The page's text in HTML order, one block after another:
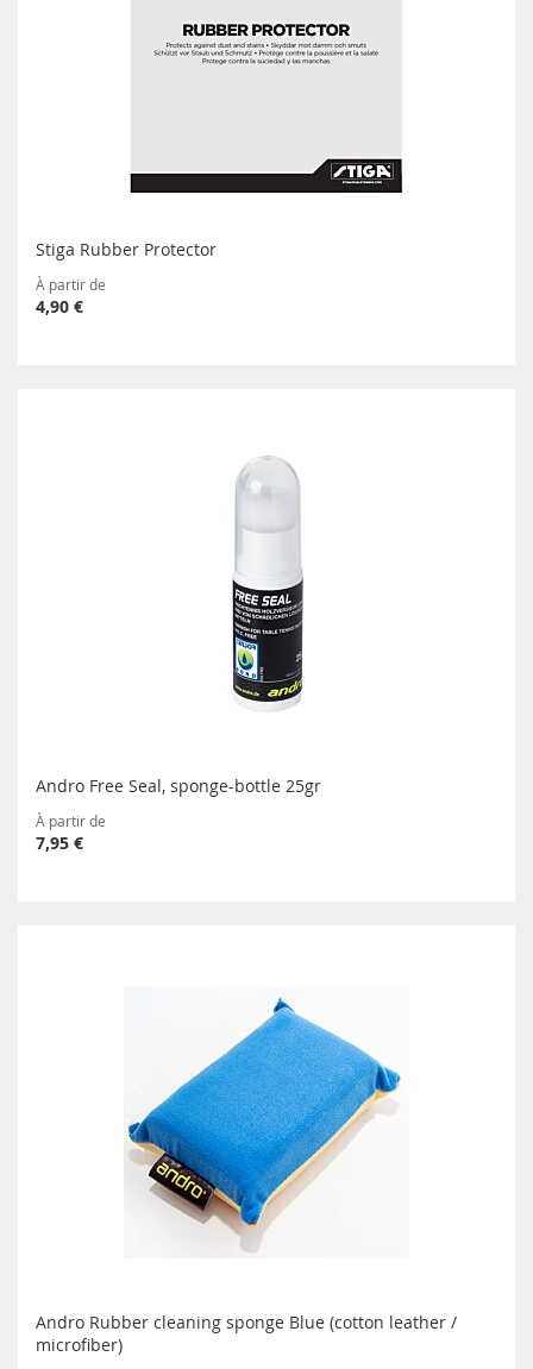
Stiga Rubber Protector
À partir de
4,90 €
Andro Free Seal, sponge-bottle 25gr
À partir de
7,95 €
Andro Rubber cleaning sponge Blue (cotton leather /
microfiber)